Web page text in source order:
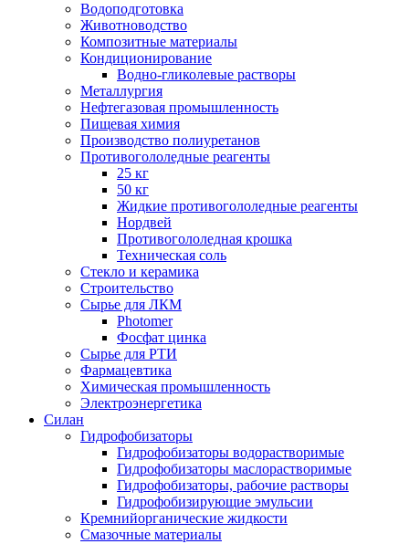
Водоподготовка
Животноводство
Композитные материалы
Кондиционирование
Водно-гликолевые растворы
Металлургия
Нефтегазовая промышленность
Пищевая химия
Производство полиуретанов
Противогололедные реагенты
25 кг
50 кг
Жидкие противогололедные реагенты
Нордвей
Противогололедная крошка
Техническая соль
Стекло и керамика
Строительство
Сырье для ЛКМ
Photomer
Фосфат цинка
Сырье для РТИ
Фармацевтика
Химическая промышленность
Электроэнергетика
Силан
Гидрофобизаторы
Гидрофобизаторы водорастворимые
Гидрофобизаторы маслорастворимые
Гидрофобизаторы, рабочие растворы
Гидрофобизирующие эмульсии
Кремнийорганические жидкости
Смазочные материалы